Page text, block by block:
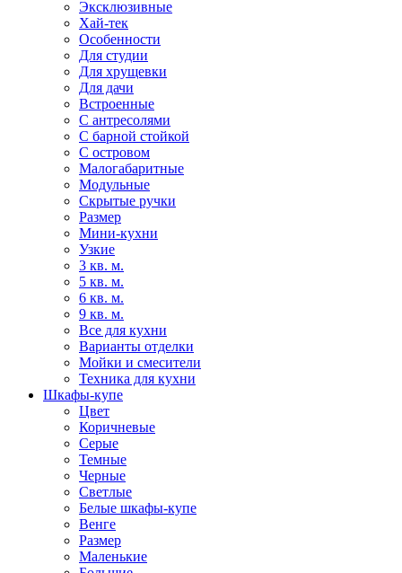
Эксклюзивные
Хай-тек
Особенности
Для студии
Для хрущевки
Для дачи
Встроенные
С антресолями
С барной стойкой
С островом
Малогабаритные
Модульные
Скрытые ручки
Размер
Мини-кухни
Узкие
3 кв. м.
5 кв. м.
6 кв. м.
9 кв. м.
Все для кухни
Варианты отделки
Мойки и смесители
Техника для кухни
Шкафы-купе
Цвет
Коричневые
Серые
Темные
Черные
Светлые
Белые шкафы-купе
Венге
Размер
Маленькие